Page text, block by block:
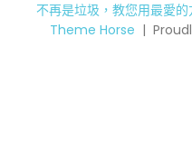
不再是垃圾，教您用最愛
Theme Horse